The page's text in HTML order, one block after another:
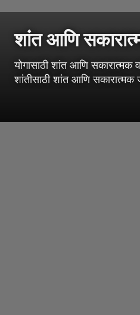
शांत आणि
योगासाठी शांत आणि सकारात्मक
शांतीसाठी शांत आणि सकारात्मक